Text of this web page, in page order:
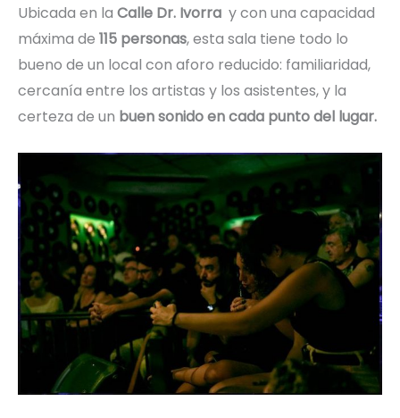
Ubicada en la Calle Dr. Ivorra y con una capacidad
máxima de 115 personas, esta sala tiene todo lo
bueno de un local con aforo reducido: familiaridad,
cercanía entre los artistas y los asistentes, y la
certeza de un buen sonido en cada punto del lugar.